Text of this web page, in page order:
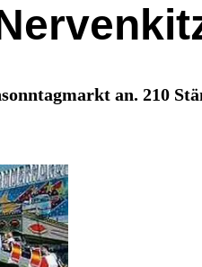
an. 210